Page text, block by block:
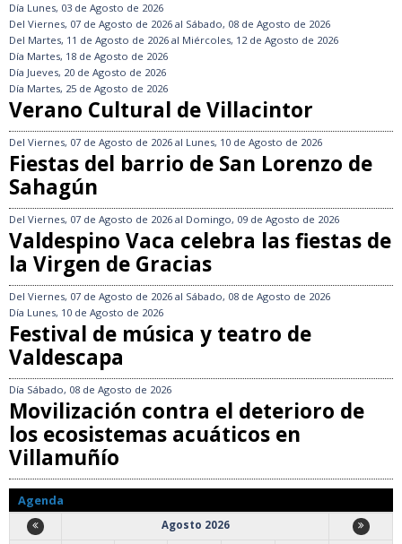
Día Lunes, 03 de Agosto de 2026
Del Viernes, 07 de Agosto de 2026 al Sábado, 08 de Agosto de 2026
Del Martes, 11 de Agosto de 2026 al Miércoles, 12 de Agosto de 2026
Día Martes, 18 de Agosto de 2026
Día Jueves, 20 de Agosto de 2026
Día Martes, 25 de Agosto de 2026
Verano Cultural de Villacintor
Del Viernes, 07 de Agosto de 2026 al Lunes, 10 de Agosto de 2026
Fiestas del barrio de San Lorenzo de
Sahagún
Del Viernes, 07 de Agosto de 2026 al Domingo, 09 de Agosto de 2026
Valdespino Vaca celebra las fiestas de
la Virgen de Gracias
Del Viernes, 07 de Agosto de 2026 al Sábado, 08 de Agosto de 2026
Día Lunes, 10 de Agosto de 2026
Festival de música y teatro de
Valdescapa
Día Sábado, 08 de Agosto de 2026
Movilización contra el deterioro de
los ecosistemas acuáticos en
Villamuñío
Agenda
Agosto 2026